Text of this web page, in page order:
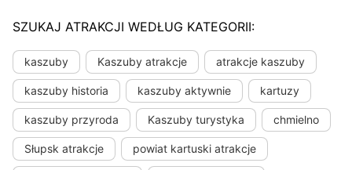
SZUKAJ ATRAKCJI WEDŁUG KATEGORII:
kaszuby Kaszuby atrakcje atrakcje kaszuby
kaszuby historia kaszuby aktywnie kartuzy
kaszuby przyroda Kaszuby turystyka chmielno
Słupsk atrakcje powiat kartuski atrakcje